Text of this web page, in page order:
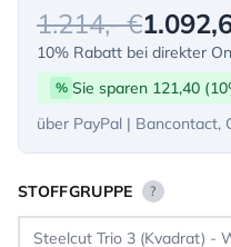
1.214,- €
10% Rabatt bei direkter
% Sie sparen 121,40
über PayPal | Bancontact,
STOFFGRUPPE ?